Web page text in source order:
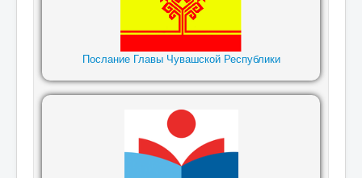
Послание Главы Чувашской Республики